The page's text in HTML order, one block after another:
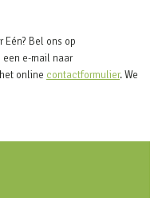
Eén? Bel ons op
een e-mail naar
online contactformulier. We